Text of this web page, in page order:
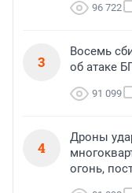
96 722
3
Восемь
об атаке
91 099
4
Дроны
огонь,